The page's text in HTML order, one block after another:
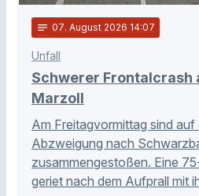
notes 07. August 2026 14:07
Unfall
Schwerer Frontalcrash
Marzoll
Am Freitagvormittag sind auf
Abzweigung nach
zusammengestoßen. Eine
geriet nach dem Aufprall mit